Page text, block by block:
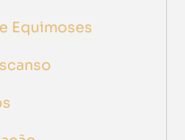
Equimoses